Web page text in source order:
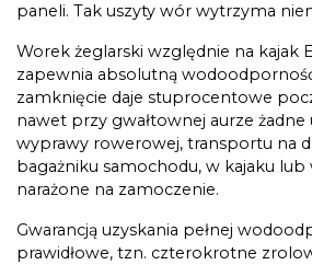
paneli. Tak uszyty wór wytrzyma
Worek żeglarski względnie na kajak
zapewnia absolutną
zamknięcie daje stuprocentowe
nawet przy gwałtownej aurze żadne
wyprawy rowerowej, transportu na
bagażniku samochodu, w kajaku lub
narażone na zamoczenie.
Gwarancją uzyskania pełnej
prawidłowe, tzn. czterokrotne